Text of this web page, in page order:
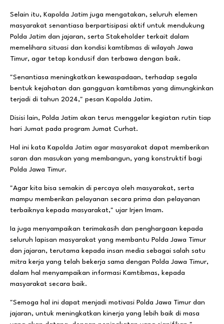
Selain itu, Kapolda Jatim juga mengatakan, seluruh elemen
masyarakat senantiasa berpartisipasi aktif untuk mendukung
Polda Jatim dan jajaran, serta Stakeholder terkait dalam
memelihara situasi dan kondisi kamtibmas di wilayah Jawa
Timur, agar tetap kondusif dan terbawa dengan baik.
"Senantiasa meningkatkan kewaspadaan, terhadap segala
bentuk kejahatan dan gangguan kamtibmas yang dimungkinkan
terjadi di tahun 2024," pesan Kapolda Jatim.
Disisi lain, Polda Jatim akan terus menggelar kegiatan rutin tiap
hari Jumat pada program Jumat Curhat.
Hal ini kata Kapolda Jatim agar masyarakat dapat memberikan
saran dan masukan yang membangun, yang konstruktif bagi
Polda Jawa Timur.
"Agar kita bisa semakin di percaya oleh masyarakat, serta
mampu memberikan pelayanan secara prima dan pelayanan
terbaiknya kepada masyarakat," ujar Irjen Imam.
Ia juga menyampaikan terimakasih dan penghargaan kepada
seluruh lapisan masyarakat yang membantu Polda Jawa Timur
dan jajaran, terutama kepada insan media sebagai salah satu
mitra kerja yang telah bekerja sama dengan Polda Jawa Timur,
dalam hal menyampaikan informasi Kamtibmas, kepada
masyarakat secara baik.
"Semoga hal ini dapat menjadi motivasi Polda Jawa Timur dan
jajaran, untuk meningkatkan kinerja yang lebih baik di masa